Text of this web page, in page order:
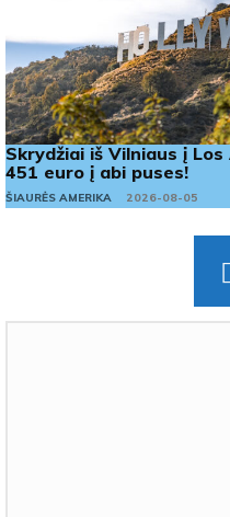
Skrydžiai iš Vilniaus į
451 euro į abi puses!
ŠIAURĖS AMERIKA 2026-08-05